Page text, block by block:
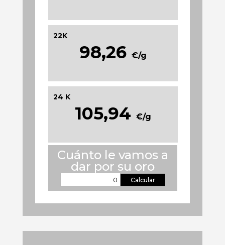
22K
98,26 €/g
24 K
105,94 €/g
Cuánto le vamos a
dar por su oro
Calcular